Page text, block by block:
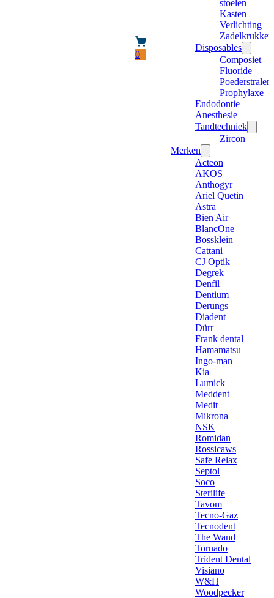
0
stoelen
Kasten
Verlichting
Zadelkrukken
Disposables
Composiet
Fluoride
Poederstraler
Prophylaxe
Endodontie
Anesthesie
Tandtechniek
Zircon
Merken
Acteon
AKOS
Anthogyr
Ariel Quetin
Astra
Bien Air
BlancOne
Bossklein
Cattani
CJ Optik
Degrek
Denfil
Dentium
Derungs
Diadent
Dürr
Frank dental
Hamamatsu
Ingo-man
Kia
Lumick
Meddent
Medit
Mikrona
NSK
Romidan
Rossicaws
Safe Relax
Septol
Soco
Sterilife
Tavom
Tecno-Gaz
Tecnodent
The Wand
Tornado
Trident Dental
Visiano
W&H
Woodpecker